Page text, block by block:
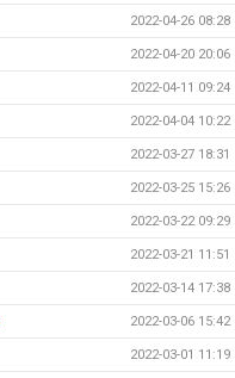
2022-04-26 08:28
2022-04-20 20:06
2022-04-11 09:24
2022-04-04 10:22
2022-03-27 18:31
2022-03-25 15:26
2022-03-22 09:29
2022-03-21 11:51
2022-03-14 17:38
2022-03-06 15:42
2022-03-01 11:19